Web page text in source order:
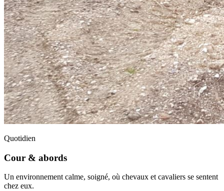
Quotidien
Cour & abords
Un environnement calme, soigné, où chevaux et cavaliers se sentent
chez eux.